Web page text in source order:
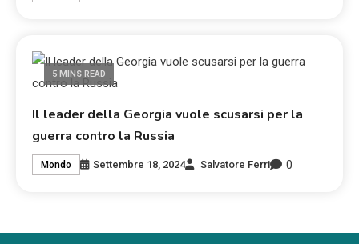
5 MINS READ
Il leader della Georgia vuole scusarsi per la
guerra contro la Russia
Mondo Settembre 18, 2024 Salvatore Ferri 0